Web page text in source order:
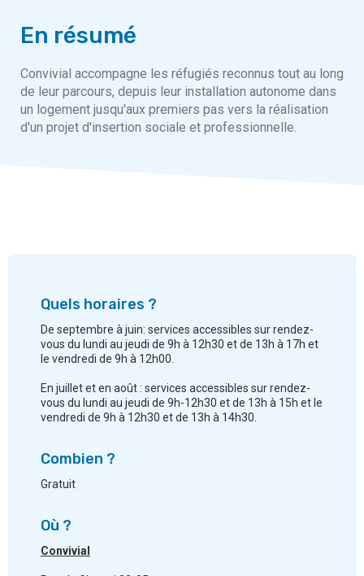
En résumé
Convivial accompagne les réfugiés reconnus tout au long
de leur parcours, depuis leur installation autonome dans
un logement jusqu'aux premiers pas vers la réalisation
d'un projet d'insertion sociale et professionnelle.
Quels horaires ?
De septembre à juin: services accessibles sur rendez-
vous du lundi au jeudi de 9h à 12h30 et de 13h à 17h et
le vendredi de 9h à 12h00.
En juillet et en août : services accessibles sur rendez-
vous du lundi au jeudi de 9h-12h30 et de 13h à 15h et le
vendredi de 9h à 12h30 et de 13h à 14h30.
Combien ?
Gratuit
Où ?
Convivial